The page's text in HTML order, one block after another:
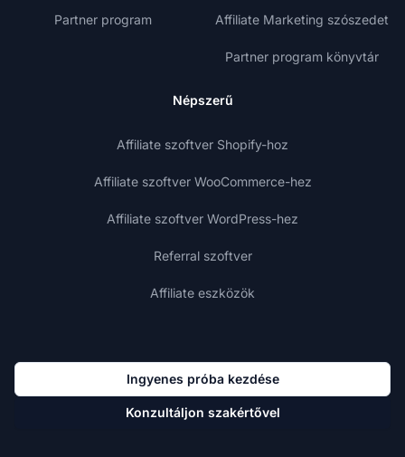
Partner program Affiliate Marketing szószedet
Partner program könyvtár
Népszerű
Affiliate szoftver Shopify-hoz
Affiliate szoftver WooCommerce-hez
Affiliate szoftver WordPress-hez
Referral szoftver
Affiliate eszközök
Ingyenes próba kezdése
Konzultáljon szakértővel